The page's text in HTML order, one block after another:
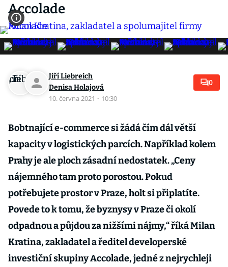
Accolade
Jiří Liebreich
Denisa Holajová
10. června 2021 · 10:30
0
Bobtnající e-commerce si žádá čím dál větší
kapacity v logistických parcích. Například kolem
Prahy je ale ploch zásadní nedostatek. „Ceny
nájemného tam proto porostou. Pokud
potřebujete prostor v Praze, holt si připlatíte.
Povede to k tomu, že byznysy v Praze či okolí
odpadnou a půjdou za nižšími nájmy,“ říká Milan
Kratina, zakladatel a ředitel developerské
investiční skupiny Accolade, jedné z nejrychleji